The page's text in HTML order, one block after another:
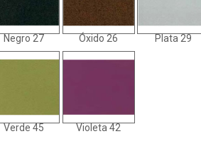
Negro 27 Óxido 26 Plata 29
Verde 45 Violeta 42